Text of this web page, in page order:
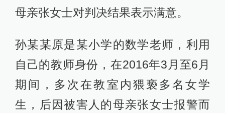
母亲张女士对判决结果表示满意。
孙某某原是某小学的数学老师，利用
自己的教师身份，在2016年3月至6月
期间，多次在教室内猥亵多名女学
生，后因被害人的母亲张女士报警而